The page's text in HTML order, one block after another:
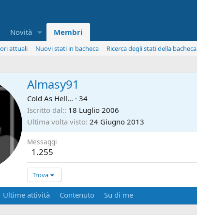
Novità Membri
attuali Nuovi stati in bacheca
Ricerca degli stati della bacheca
Almasy91
Cold As Hell... · 34
Iscritto dal: 18 Luglio 2006
Ultima volta visto 24 Giugno 2013
Messaggi
1.255
Trova
Ultime attività Contenuto Su di me